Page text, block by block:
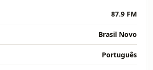
87.9 FM
Brasil Novo
Português